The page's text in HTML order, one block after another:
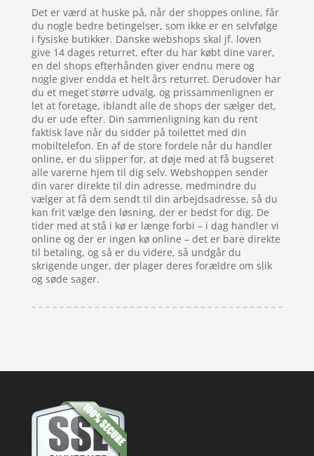
Det er værd at huske på, når der shoppes online, får
du nogle bedre betingelser, som ikke er en selvfølge
i fysiske butikker. Danske webshops skal jf. loven
give 14 dages returret. efter du har købt dine varer,
en del shops efterhånden giver endnu mere og
nogle giver endda et helt års returret. Derudover har
du et meget større udvalg, og prissammenlignen er
let at foretage, iblandt alle de shops der sælger det,
du er ude efter. Din sammenligning kan du rent
faktisk lave når du sidder på toilettet med din
mobiltelefon. En af de store fordele når du handler
online, er du slipper for, at døje med at få bugseret
alle varerne hjem til dig selv. Webshoppen sender
din varer direkte til din adresse, medmindre du
vælger at få dem sendt til din arbejdsadresse, så du
kan frit vælge den løsning, der er bedst for dig. De
tider med at stå i kø er længe forbi – i dag handler vi
online og der er ingen kø online – det er bare direkte
til betaling, og så er du videre, så undgår du
skrigende unger, der plager deres forældre om slik
og søde sager.